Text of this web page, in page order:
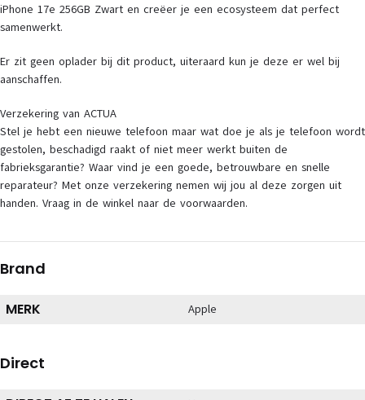
iPhone 17e 256GB Zwart en creëer je een ecosysteem dat perfect
samenwerkt.
Er zit geen oplader bij dit product, uiteraard kun je deze er wel bij
aanschaffen.
Verzekering van ACTUA
Stel je hebt een nieuwe telefoon maar wat doe je als je telefoon wordt
gestolen, beschadigd raakt of niet meer werkt buiten de
fabrieksgarantie? Waar vind je een goede, betrouwbare en snelle
reparateur? Met onze verzekering nemen wij jou al deze zorgen uit
handen. Vraag in de winkel naar de voorwaarden.
Brand
MERK Apple
Direct